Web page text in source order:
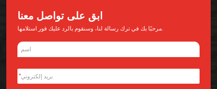
ابق على تواصل معنا
مرحبًا بك في ترك رسالة لنا، وسنقوم بالرد عليك فور استلامها.
*